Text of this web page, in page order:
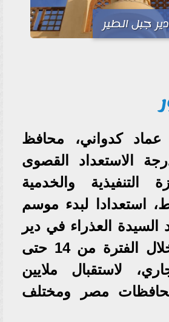
دير جبل الطير
عماد كدواني، محافظ
الاستعداد القصوى
التنفيذية والخدمية
استعدادا لبدء موسم
السيدة العذراء في دير
جبل الطير، خلال الفترة من 14 حتى
لاستقبال ملايين
مصر ومختلف